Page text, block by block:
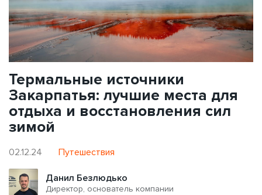
Термальные источники
Закарпатья: лучшие места для
отдыха и восстановления сил
зимой
02.12.24 Путешествия
Данил Безлюдько
Директор, основатель компании